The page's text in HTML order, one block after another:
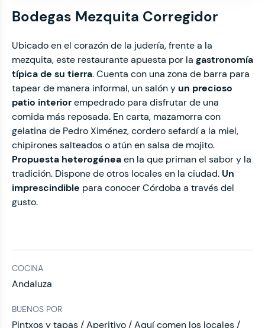
Bodegas Mezquita Corregidor
Ubicado en el corazón de la judería, frente a la
mezquita, este restaurante apuesta por la gastronomía
típica de su tierra. Cuenta con una zona de barra para
tapear de manera informal, un salón yun precioso
patio interiorempedrado para disfrutar de una
comida más reposada. En carta, mazamorra con
gelatina de Pedro Ximénez, cordero sefardí a la miel,
chipirones salteados o atún en salsa de mojito.
Propuesta heterogéneaen la que priman el sabor y la
tradición. Dispone de otros locales en la ciudad. Un
imprescindible para conocer Córdoba a través del
gusto.
COCINA
Andaluza
BUENOS POR
Pintxos y tapas / Aperitivo / Aquí comen los locales /